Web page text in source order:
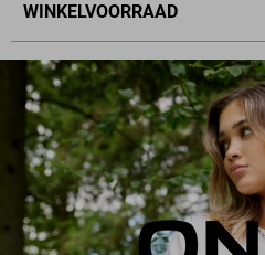
WINKELVOORRAAD